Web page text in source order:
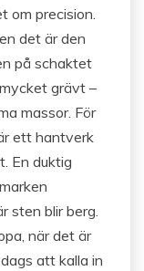
om precision.
det är den
på schaktet
grävt –
massor. För
ett hantverk
En duktig
sten blir berg.
när det är
att kalla in